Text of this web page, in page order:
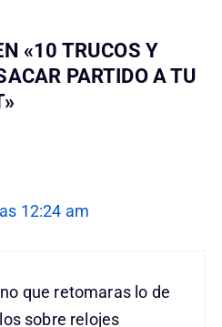
«10 TRUCOS Y
PARTIDO A TU
12:24 am
que retomaras lo de
sobre relojes